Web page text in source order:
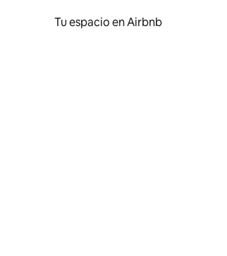
Tu espacio en Airbnb